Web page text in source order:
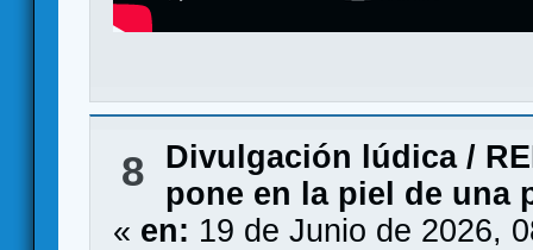
8 Divulgación lúdica/
pone en la piel de una
« en: 19 de Junio de 2026,